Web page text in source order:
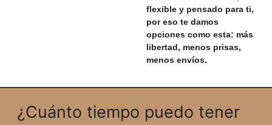
flexible y pensado para ti,
por eso te damos
opciones como esta: más
libertad, menos prisas,
menos envíos.
¿Cuánto tiempo puedo tener